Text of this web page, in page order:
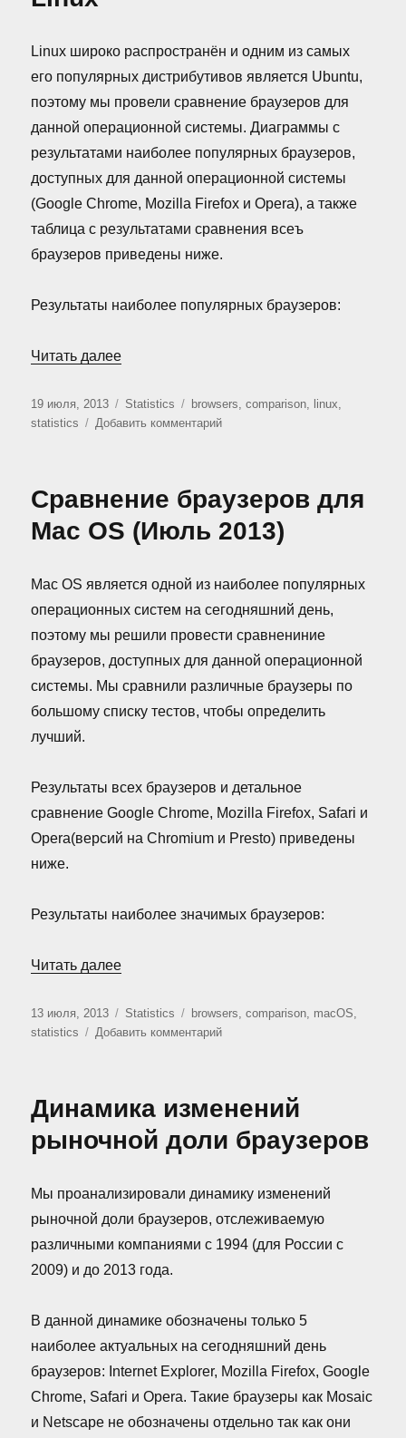
Linux широко распространён и одним из самых
его популярных дистрибутивов является Ubuntu,
поэтому мы провели сравнение браузеров для
данной операционной системы. Диаграммы с
результатами наиболее популярных браузеров,
доступных для данной операционной системы
(Google Chrome, Mozilla Firefox и Opera), а также
таблица с результатами сравнения всеъ
браузеров приведены ниже.
Результаты наиболее популярных браузеров:
Читать далее«Сравнение браузеров для Linux»
Опубликовано
19 июля, 2013 Рубрики
Statistics Метки
browsers ,comparison linux
statistics
Добавить комментарийк
для
Linux
Сравнение браузеров для
Mac OS (Июль 2013)
Mac OS является одной из наиболее популярных
операционных систем на сегодняшний день,
поэтому мы решили провести сравнениние
браузеров, доступных для данной операционной
системы. Мы сравнили различные браузеры по
большому списку тестов, чтобы определить
лучший.
Результаты всех браузеров и детальное
сравнение Google Chrome, Mozilla Firefox, Safari и
Opera(версий на Chromium и Presto) приведены
ниже.
Результаты наиболее значимых браузеров:
Читать далее«Сравнение браузеров для Mac OS
Опубликовано
13 июля, 2013 Рубрики
Statistics Метки
browsers ,comparison macOS
statistics
Добавить комментарийк
для
OS
Динамика изменений
рыночной доли браузеров
Мы проанализировали динамику изменений
рыночной доли браузеров, отслеживаемую
различными компаниями с 1994 (для России с
2009) и до 2013 года.
В данной динамике обозначены только 5
наиболее актуальных на сегодняшний день
браузеров: Internet Explorer, Mozilla Firefox, Google
Chrome, Safari и Opera. Такие браузеры как Mosaic
и Netscape не обозначены отдельно так как они